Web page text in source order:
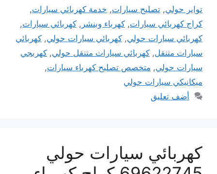
تواير حولي, تصليح سيارات, خدمة كهربائي سيارات,
كراج كهربائي سيارات, كهرباء وبنشر , كهربائي سيارات,
كهربائي سيارات حولي, كهربائي سيارات حولي, كهربائي
سيارات متنقل, كهربائي سيارات متنقل حولي, كهربجي
سيارات حولي, متخصص تصليح كهرباء سيارات,
ميكانيكي سيارات حولي
أضف تعليق
كهربائي سيارات حولي